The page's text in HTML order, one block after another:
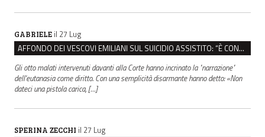
GABRIELE il 27 Lug
AFFONDO DEI VESCOVI EMILIANI SUL SUICIDIO ASSISTITO: “È CONTRO IL VALORE DELLA PERSONA”
Gli otto malati intervenuti davanti alla Corte hanno incrinato la "narrazione"
dell'eutanasia come diritto. Con una semplicità disarmante hanno detto: «Non
dateci una pistola carica, […]
SPERINA ZECCHI il 27 Lug